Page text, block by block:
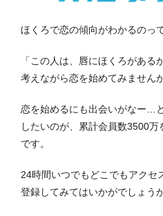
ほくろで恋の傾向がわかるのっ
「この人は、唇にほくろがあ
考えながら恋を始めてみません
恋を始めるにも出会いがなー…
したいのが、
累計会員数3500万
です。
24時間いつでもどこでもアクセ
登録してみてはいかがでしょうか